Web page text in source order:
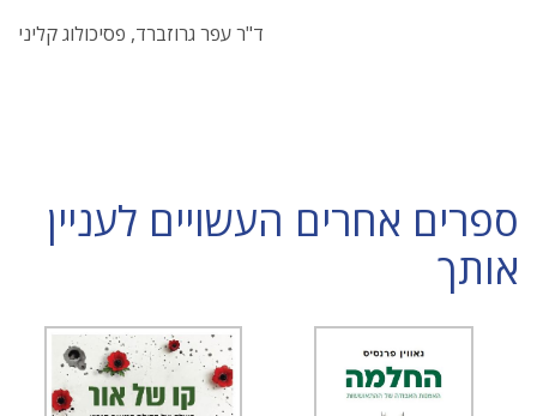
ד"ר עפר גרוזברד, פסיכולוג קליני
ספרים אחרים העשויים לעניין
אותך